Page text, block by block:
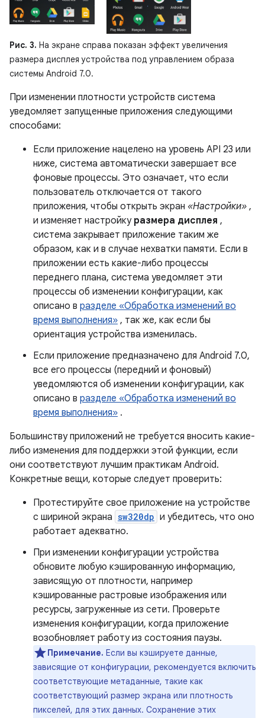
Рис. 3. На экране справа показан эффект увеличения
размера дисплея устройства под управлением образа
системы Android 7.0.
При изменении плотности устройств система
уведомляет запущенные приложения следующими
способами:
Если приложение нацелено на уровень API 23 или
ниже, система автоматически завершает все
фоновые процессы. Это означает, что если
пользователь отключается от такого
приложения, чтобы открыть экран «Настройки» ,
и изменяет настройку размера дисплея ,
система закрывает приложение таким же
образом, как и в случае нехватки памяти. Если в
приложении есть какие-либо процессы
переднего плана, система уведомляет эти
процессы об изменении конфигурации, как
описано в разделе «Обработка изменений во
время выполнения» , так же, как если бы
ориентация устройства изменилась.
Если приложение предназначено для Android 7.0,
все его процессы (передний и фоновый)
уведомляются об изменении конфигурации, как
описано в разделе «Обработка изменений во
время выполнения» .
Большинству приложений не требуется вносить какие-
либо изменения для поддержки этой функции, если
они соответствуют лучшим практикам Android.
Конкретные вещи, которые следует проверить:
Протестируйте свое приложение на устройстве
с шириной экрана sw320dp и убедитесь, что оно
работает адекватно.
При изменении конфигурации устройства
обновите любую кэшированную информацию,
зависящую от плотности, например
кэшированные растровые изображения или
ресурсы, загруженные из сети. Проверьте
изменения конфигурации, когда приложение
возобновляет работу из состояния паузы.
Примечание. Если вы кэшируете данные,
зависящие от конфигурации, рекомендуется включить
соответствующие метаданные, такие как
соответствующий размер экрана или плотность
пикселей, для этих данных. Сохранение этих